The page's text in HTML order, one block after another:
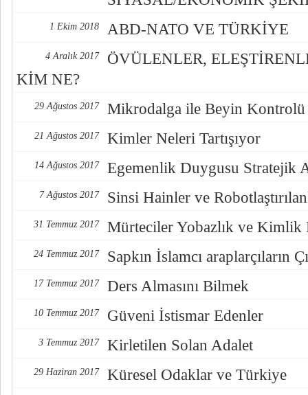
1 Ekim 2018 ABD-NATO VE TÜRKİYE
4 Aralık 2017
ÖVÜLENLER,
KİM NE?
29 Ağustos 2017 Mikrodalga ile Beyin Kontrolü
21 Ağustos 2017 Kimler Neleri Tartışıyor
14 Ağustos 2017 Egemenlik Duygusu Stratejik
7 Ağustos 2017 Sinsi Hainler ve
31 Temmuz 2017 Mürteciler Yobazlık ve Kimlik
24 Temmuz 2017 Sapkın İslamcı araplarçıların
17 Temmuz 2017 Ders Almasını Bilmek
10 Temmuz 2017 Güveni İstismar Edenler
3 Temmuz 2017 Kirletilen Solan Adalet
29 Haziran 2017 Küresel Odaklar ve Türkiye